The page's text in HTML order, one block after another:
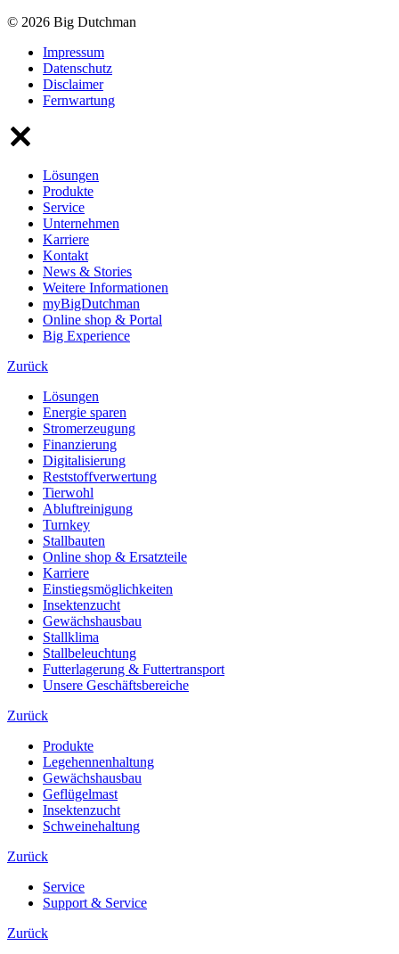
© 2026 Big Dutchman
Impressum
Datenschutz
Disclaimer
Fernwartung
Lösungen
Produkte
Service
Unternehmen
Karriere
Kontakt
News & Stories
Weitere Informationen
myBigDutchman
Online shop & Portal
Big Experience
Zurück
Lösungen
Energie sparen
Stromerzeugung
Finanzierung
Digitalisierung
Reststoffverwertung
Tierwohl
Abluftreinigung
Turnkey
Stallbauten
Online shop & Ersatzteile
Karriere
Einstiegsmöglichkeiten
Insektenzucht
Gewächshausbau
Stallklima
Stallbeleuchtung
Futterlagerung & Futtertransport
Unsere Geschäftsbereiche
Zurück
Produkte
Legehennenhaltung
Gewächshausbau
Geflügelmast
Insektenzucht
Schweinehaltung
Zurück
Service
Support & Service
Zurück